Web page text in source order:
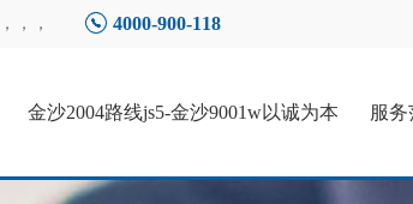
，，， 4000-900-118
金沙2004路线js5-金沙9001w以诚为本
服务